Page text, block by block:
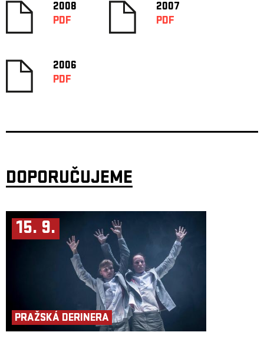
2008
PDF
2007
PDF
2006
PDF
DOPORUČUJEME
15. 9.
PRAŽSKÁ DERINERA